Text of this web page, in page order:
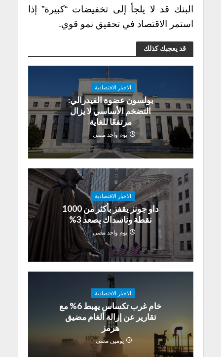
البنك قد لا يلجأ إلى تخفيضات “كبيرة” إذا
استمر الاقتصاد في تحقيق نمو قوي.
قد يعجبك كذلك
الاخبار الاقتصادية
بولسون عضوة الفيدرالي:
التضخم الأساسي لا يزال
مرتفعًا للغاية
يوم واحد مضى
الاخبار الاقتصادية
داو جونز يقفز بأكثر من 1000
نقطة وناسداك يصعد 3%
يوم واحد مضى
الاخبار الاقتصادية
خام غرب تكساس يهبط 6% مع
تقارير عن إزالة ألغام مضيق
هرمز
يومين مضى